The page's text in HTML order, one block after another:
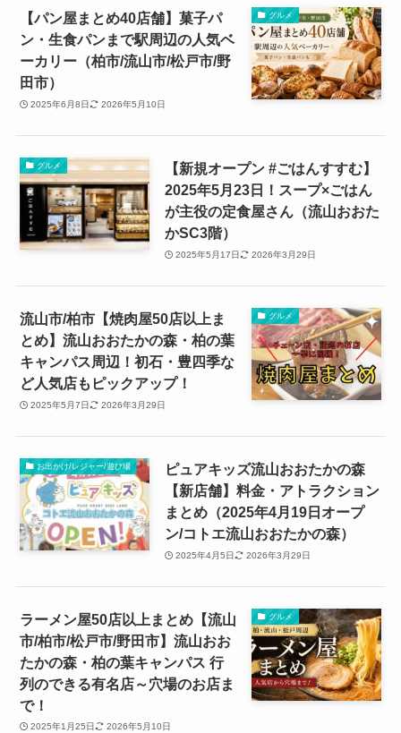
グルメ
【パン屋まとめ40店舗】菓子パ
ン・生食パンまで駅周辺の人気ベ
ーカリー（柏市/流山市/松戸市/野
田市）
2025年6月8日 2026年5月10日
グルメ
【新規オープン #ごはんすすむ】
2025年5月23日！スープ×ごはん
が主役の定食屋さん（流山おおた
かSC3階）
2025年5月17日 2026年3月29日
グルメ
流山市/柏市【焼肉屋50店以上ま
とめ】流山おおたかの森・柏の葉
キャンパス周辺！初石・豊四季な
ど人気店もピックアップ！
2025年5月7日 2026年3月29日
お出かけ/レジャー/遊び場
ピュアキッズ流山おおたかの森
【新店舗】料金・アトラクション
まとめ（2025年4月19日オープ
ン/コトエ流山おおたかの森）
2025年4月5日 2026年3月29日
グルメ
ラーメン屋50店以上まとめ【流山
市/柏市/松戸市/野田市】流山おお
たかの森・柏の葉キャンパス 行
列のできる有名店～穴場のお店ま
で！
2025年1月25日 2026年5月10日